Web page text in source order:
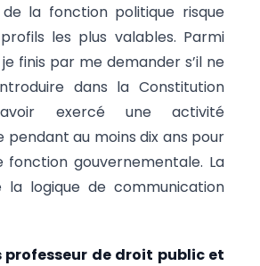
la fonction politique risque
les plus valables. Parmi
je finis par me demander s’il ne
dans la Constitution
exercé une activité
pendant au moins dix ans pour
fonction gouvernementale. La
la logique de communication
professeur de droit public et